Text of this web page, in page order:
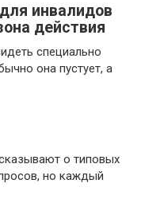
инвалидов
действия
специально
она пустует, а
о типовых
но каждый